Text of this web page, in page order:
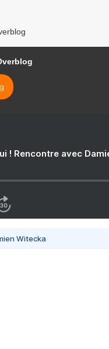
! Rencontre avec
Witecka